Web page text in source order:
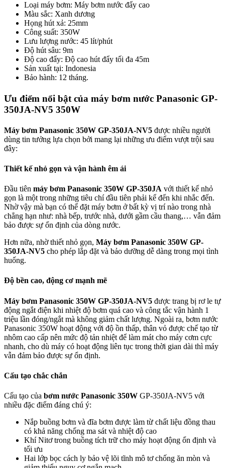
Loại máy bơm: Máy bơm nước đẩy cao
Màu sắc: Xanh dương
Họng hút xả: 25mm
Công suất: 350W
Lưu lượng nước: 45 lít/phút
Độ hút sâu: 9m
Độ cao đẩy: Độ cao hút đẩy tối đa 45m
Sản xuất tại: Indonesia
Bảo hành: 12 tháng.
Ưu điểm nổi bật của máy bơm nước Panasonic GP-
350JA-NV5 350W
Máy bơm Panasonic 350W GP-350JA-NV5 được nhiều người
dùng tin tưởng lựa chọn bởi mang lại những ưu điểm vượt trội sau
đây:
Thiết kế nhỏ gọn và vận hành êm ái
Đầu tiên máy bơm Panasonic 350W GP-350JA với thiết kế nhỏ
gọn là một trong những tiêu chí đầu tiên phải kể đến khi nhắc đến.
Nhờ vậy mà bạn có thể đặt máy bơm ở bất kỳ vị trí nào trong nhà
chẳng hạn như: nhà bếp, trước nhà, dưới gầm cầu thang,… vẫn đảm
bảo được sự ổn định của dòng nước.
Hơn nữa, nhờ thiết nhỏ gọn, Máy bơm Panasonic 350W GP-
350JA-NV5 cho phép lắp đặt và bảo dưỡng dễ dàng trong mọi tình
huống.
Độ bền cao, động cơ mạnh mẽ
Máy bơm Panasonic 350W GP-350JA-NV5 được trang bị rơ le tự
động ngắt điện khi nhiệt độ bơm quá cao và công tắc vận hành 1
triệu lần đóng/ngắt mà không giảm chất lượng. Ngoài ra, bơm nước
Panasonic 350W hoạt động với độ ồn thấp, thân vỏ được chế tạo từ
nhôm cao cấp nên mức độ tản nhiệt để làm mát cho máy cơm cực
nhanh, cho dù máy có hoạt động liên tục trong thời gian dài thì máy
vẫn đảm bảo được sự ổn định.
Cấu tạo chắc chắn
Cấu tạo của bơm nước Panasonic 350W GP-350JA-NV5 với
nhiều đặc điểm đáng chú ý:
Nắp buồng bơm và đĩa bơm được làm từ chất liệu đồng thau
có khả năng chống ma sát và nhiệt độ cao
Khí Nitơ trong buồng tích trữ cho máy hoạt động ổn định và
tối ưu
Hai lớp bọc cách ly bảo vệ lõi tĩnh mô tơ chống ăn mòn và